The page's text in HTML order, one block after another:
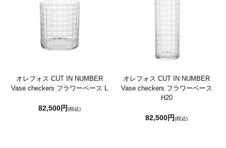
オレフォス CUT IN NUMBER
Vase checkers フラワーベース L
82,500円(税込)
オレフォス CUT IN NUMBER
Vase checkers フラワーベース
H20
82,500円(税込)